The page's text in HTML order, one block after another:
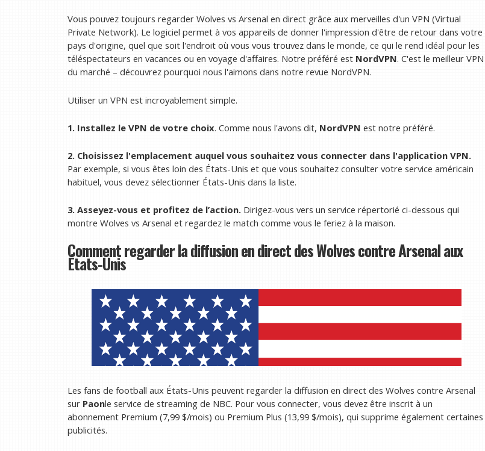
Vous pouvez toujours regarder Wolves vs Arsenal en direct grâce aux merveilles d'un VPN (Virtual
Private Network). Le logiciel permet à vos appareils de donner l'impression d'être de retour dans votre
pays d'origine, quel que soit l'endroit où vous vous trouvez dans le monde, ce qui le rend idéal pour les
téléspectateurs en vacances ou en voyage d'affaires. Notre préféré est NordVPN. C'est le meilleur VPN
du marché – découvrez pourquoi nous l'aimons dans notre revue NordVPN.
Utiliser un VPN est incroyablement simple.
1. Installez le VPN de votre choix. Comme nous l'avons dit, NordVPN est notre préféré.
2. Choisissez l'emplacement auquel vous souhaitez vous connecter dans l'application VPN.
Par exemple, si vous êtes loin des États-Unis et que vous souhaitez consulter votre service américain
habituel, vous devez sélectionner États-Unis dans la liste.
3. Asseyez-vous et profitez de l’action. Dirigez-vous vers un service répertorié ci-dessous qui
montre Wolves vs Arsenal et regardez le match comme vous le feriez à la maison.
Comment regarder la diffusion en direct des Wolves contre Arsenal aux
États-Unis
Les fans de football aux États-Unis peuvent regarder la diffusion en direct des Wolves contre Arsenal
sur Paonle service de streaming de NBC. Pour vous connecter, vous devez être inscrit à un
abonnement Premium (7,99 $/mois) ou Premium Plus (13,99 $/mois), qui supprime également certaines
publicités.